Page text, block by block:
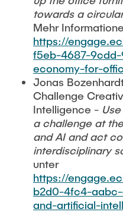
towards a
Mehr
https://
f5eb-4687-
economy-for-
Jonas
Challenge
Intelligence -
a challenge at
and AI and act
interdisciplinary
unter
https://
b2d0-4fc4-
and-artificial-